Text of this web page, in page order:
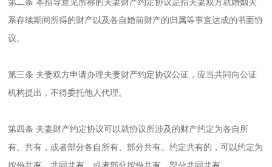
系存续期间所得的财产以及各自婚前财产的归属等事宜达成的书面协
议。
第三条 夫妻双方申请办理夫妻财产约定协议公证，应当共同向公证
机构提出，不得委托他人代理。
第四条 夫妻财产约定协议可以就协议所涉及的财产约定为各自所
有、共有，或者部分各自所有、部分共有。约定共有的，可以约定为
按份共有、共同共有，或者部分按份共有、部分共同共有。